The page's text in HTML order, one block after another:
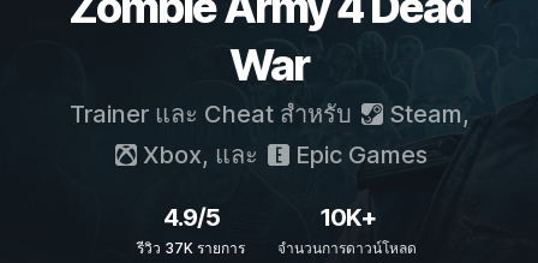
War
Trainer และ Cheat สำหรับ Steam,
Xbox, และ Epic Games
4.9/5
รีวิว 37K รายการ
10K+
จำนวนการดาวน์โหลด